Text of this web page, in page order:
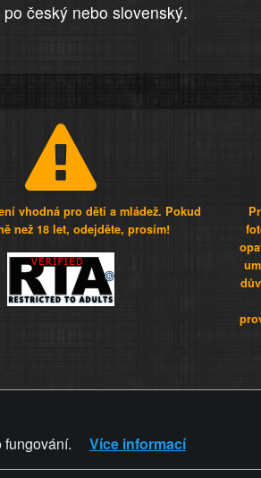
český nebo slovenský.
vhodná pro děti a mládež. Pokud
než 18 let, odejděte, prosím!
ZVRÁCENÝ.CZ PRAVIDLA A
fungování.
Více informací